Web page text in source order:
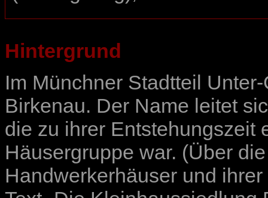
Hintergrund
Im Münchner Stadtteil
Birkenau. Der Name leitet
die zu ihrer Entstehungszeit
Häusergruppe war. (Über
Handwerkerhäuser und